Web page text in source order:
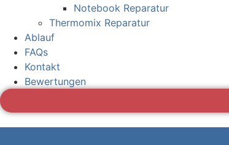
Notebook Reparatur
Thermomix Reparatur
Ablauf
FAQs
Kontakt
Bewertungen